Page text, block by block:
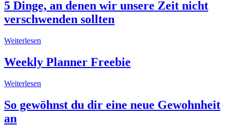
5 Dinge, an denen wir unsere Zeit nicht
verschwenden sollten
Weiterlesen
Weekly Planner Freebie
Weiterlesen
So gewöhnst du dir eine neue Gewohnheit
an